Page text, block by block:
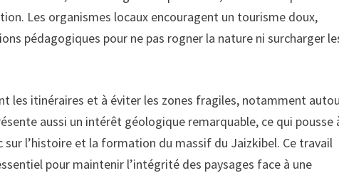
Les organismes locaux encouragent un tourisme doux,
pédagogiques pour ne pas rogner la nature ni surcharger
les itinéraires et à éviter les zones fragiles, notamment
aussi un intérêt géologique remarquable, ce qui pousse
l’histoire et la formation du massif du Jaizkibel. Ce travail
pour maintenir l’intégrité des paysages face à une